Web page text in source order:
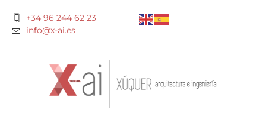
+34 96 244 62 23
info@x-ai.es